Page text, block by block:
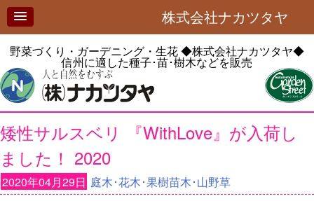
株式会社ナカツタヤ
野菜づくり・ガーデニング・生花◆株式会社ナカツタヤ◆
信州に適した種子･苗･樹木などを販売
矮性サルスベリ 『WithLove』が入荷し
ました！ 2020
2020年04月29日 庭木･花木･果樹苗木･山野草